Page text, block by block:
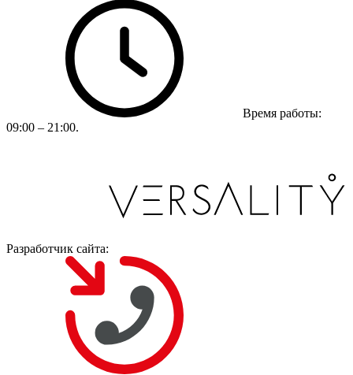
Время работы:
09:00 – 21:00.
Разработчик сайта: